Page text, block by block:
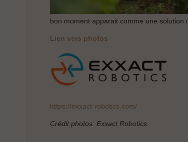
bon moment apparait comme une solution
Lien vers photos
https://exxact-robotics.com/
Crédit photos: Exxact Robotics